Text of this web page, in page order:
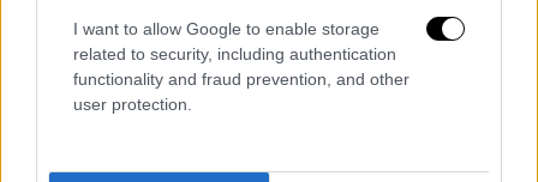
I want to allow Google to enable storage
related to security, including authentication
functionality and fraud prevention, and other
user protection.
ανεπηρέαστη,καθώς τα εν ισχύ συμβόλαια
δεσμεύουν τις εταιρείες για την τήρηση των
συμφωνημένων όρων μεταφοράς.